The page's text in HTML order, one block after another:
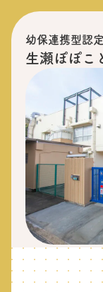
幼保連携型認
生瀬ぽぽこ